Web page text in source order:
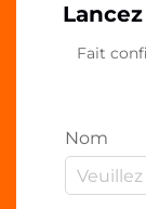
Fait
Nom